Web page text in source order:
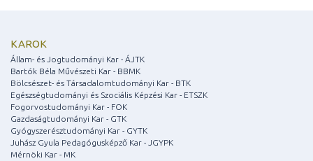
KAROK
Állam- és Jogtudományi Kar - ÁJTK
Bartók Béla Művészeti Kar - BBMK
Bölcsészet- és Társadalomtudományi Kar - BTK
Egészségtudományi és Szociális Képzési Kar - ETSZK
Fogorvostudományi Kar - FOK
Gazdaságtudományi Kar - GTK
Gyógyszerésztudományi Kar - GYTK
Juhász Gyula Pedagógusképző Kar - JGYPK
Mérnöki Kar - MK